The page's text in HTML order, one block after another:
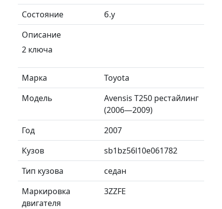
Состояние
б.у
Описание
2 ключа
Марка
Toyota
Модель
Avensis T250 рестайлинг
(2006—2009)
Год
2007
Кузов
sb1bz56l10e061782
Тип кузова
седан
Маркировка
двигателя
3ZZFE